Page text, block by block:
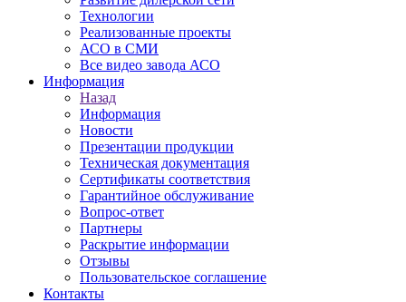
Технологии
Реализованные проекты
АСО в СМИ
Все видео завода АСО
Информация
Назад
Информация
Новости
Презентации продукции
Техническая документация
Сертификаты соответствия
Гарантийное обслуживание
Вопрос-ответ
Партнеры
Раскрытие информации
Отзывы
Пользовательское соглашение
Контакты